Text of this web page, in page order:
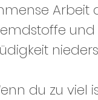
Arbeit
du zu viel